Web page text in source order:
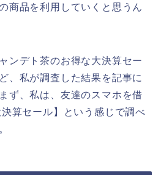
商品を利用していくと思うん
ンデト茶のお得な大決算セー
、私が調査した結果を記事に
ず、私は、友達のスマホを借
算セール】という感じで調べ